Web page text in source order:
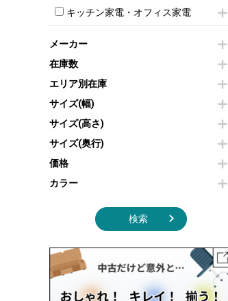
ロッカーその他
ハイテーブル
ホワイトボードその他
スクリーン
プリンター・コピー機
防音パネル
コートハンガー・ポールハンガー
傘立て
食器棚・キッチンキャビネット
オフィスアクセサリーその他
モールドチェア
ダイニングチェア
カウンターテーブル
センターテーブル・サイドテーブル
カフェテーブル
ソファ
シェルフ
ダストボックス（ゴミ箱）
インテリア家具その他
キッチン家電・オフィス家電
冷蔵庫・洗濯機
空気清浄機・加湿器
電子レンジ
液晶テレビ・モニター類
エアコン
照明機器
季節家電
その他キッチン家電・オフィス家電
メーカー
在庫数
エリア別在庫
サイズ(幅)
サイズ(高さ)
サイズ(奥行)
価格
カラー
検索